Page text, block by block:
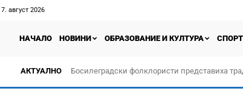
август 2026
НАЧАЛО НОВИНИ ОБРАЗОВАНИЕ И КУЛТУРА СПОРТ
АКТУАЛНО
Босилеградски фолклористи представиха
творчество „Прођох Левач, прођох Шумадију“